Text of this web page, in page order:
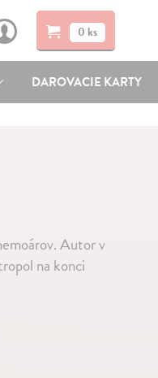
0 ks
DAROVACIE KARTY
Autor v
na konci